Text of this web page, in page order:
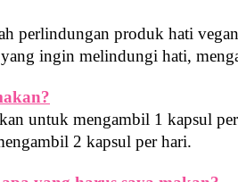
perlindungan produk hati
ingin melindungi hati,
untuk mengambil 1 kapsul
2 kapsul per hari.